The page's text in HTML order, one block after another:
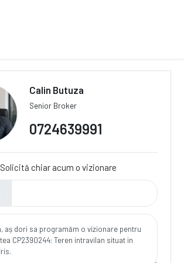
Calin Butuza
Senior Broker
0724639991
Solicită chiar acum o vizionare